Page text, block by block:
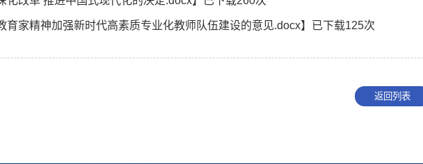
育家精神加强新时代高素质专业化教师队伍建设的意见.docx】已下载125次
返回列表